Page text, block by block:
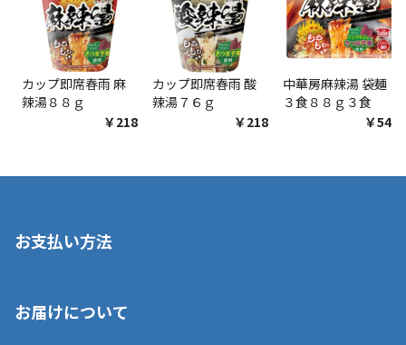
カップ即席春雨 麻
辣湯８８ｇ
￥218
カップ即席春雨 酸
辣湯７６ｇ
￥218
中華房麻辣湯 袋麺
３食８８ｇ３食
￥548
お支払い方法
いいただくことはできません。ご了承ください。
お届けについて